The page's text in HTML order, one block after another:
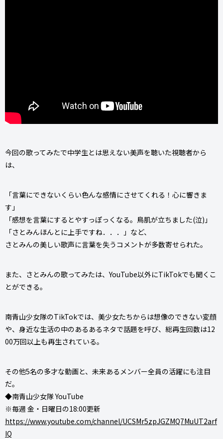
今回の歌ってみたで中学生とは思えない美声を聴いた視聴者から
は、
「言葉にできないくらい色んな感情にさせてくれる！心に響きま
す」
「感想を言葉にするとやすっぽっくなる。鳥肌が立ちました(泣)」
「さとみんほんとに上手ですね．．．」など、
さとみんの美しい歌声に言葉を失うコメントが多数寄せられた。
また、さとみんの歌ってみたは、YouTube以外にTikTokでも聞くこ
とができる。
南青山少女隊のTikTokでは、美少女たちからは想像のできない変顔
や、身近な生活の中のあるあるネタで話題を呼び、総再生回数は12
00万回以上も再生されている。
その他5名の多才な動画と、未来あるメンバー全員の活躍にも注目
だ。
◆南青山少女隊 YouTube
※毎週 金・日曜日の18:00更新
https://www.youtube.com/channel/UCSMr5zpJGZMQ7MuUT2arf
IQ